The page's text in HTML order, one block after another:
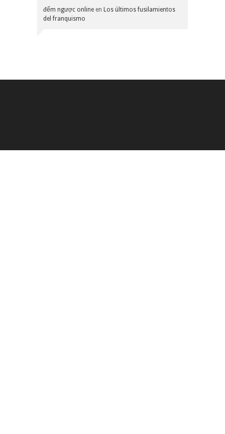
đếm ngược online en Los últimos fusilamientos
del franquismo